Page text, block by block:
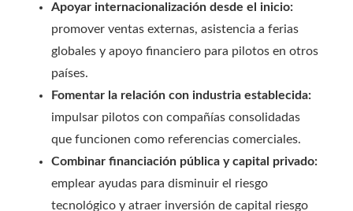
Apoyar internacionalización desde el inicio:
promover ventas externas, asistencia a ferias
globales y apoyo financiero para pilotos en otros
países.
Fomentar la relación con industria establecida:
impulsar pilotos con compañías consolidadas
que funcionen como referencias comerciales.
Combinar financiación pública y capital privado:
emplear ayudas para disminuir el riesgo
tecnológico y atraer inversión de capital riesgo